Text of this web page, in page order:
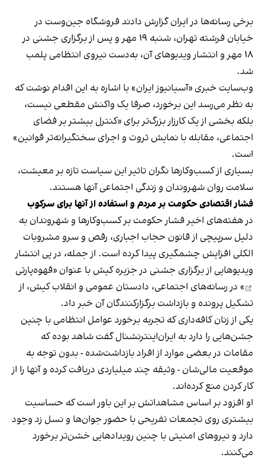
برخی رسانه‌ها در ایران گزارش دادند فروشگاه جین‌وست در
خیابان فرشته تهران، شنبه ۱۹ مهر و پس از برگزاری جشنی در
۱۸ مهر و انتشار ویدیوهای آن، به‌دست نیروی انتظامی پلمب
شد.
وب‌سایت خبری «آسیانیوز ایران» با اشاره به این اقدام نوشت که
به نظر می‌رسد این برخورد، صرفا یک واکنش مقطعی نیست،
بلکه بخشی از یک کارزار بزرگ‌تر برای «کنترل بیشتر بر فضای
اجتماعی، مقابله با نمایش ثروت و اجرای سختگیرانه‌تر قوانین»
است.
بسیاری از کسب‌وکارها نگران تاثیر این سیاست‌ تازه بر معیشت،
سلامت روان شهروندان و زندگی اجتماعی آنها هستند.
فشار اقتصادی حکومت بر مردم و استفاده از آنها برای سرکوب
در هفته‌های اخیر فشار حکومت بر کسب‌وکارها و شهروندان به
دلیل سرپیچی از قانون حجاب اجباری، رقص و سرو مشروبات
الکلی افزایش چشمگیری پیدا کرده است. از جمله، در پی انتشار
ویدیوهایی از برگزاری جشنی در جزیره کیش با عنوان «قهوه‌پارتی
» در رسانه‌های اجتماعی، دادستان عمومی و انقلاب کیش، از
تشکیل پرونده و بازداشت برگزارکنندگان آن خبر داد.
یکی از زنان کافه‌داری که تجربه برخورد عوامل انتظامی با چنین
جشن‌هایی را دارد به ایران‌اینترنشنال گفت شاهد بوده که
مقامات در بعضی موارد از افراد بازداشت‌‌شده - بدون توجه به
موقعیت مالی‌شان - وثیقه چند میلیاردی دریافت کرده و آنها را از
کار کردن منع کرده‌اند.
او افزود بر اساس مشاهداتش بر این باور است که حساسیت
بیشتری روی تجمعات تفریحی با حضور جوان‌ها و نسل زد وجود
دارد و نیروهای امنیتی با چنین رویدادهایی خشن‌تر برخورد
می‌کنند.